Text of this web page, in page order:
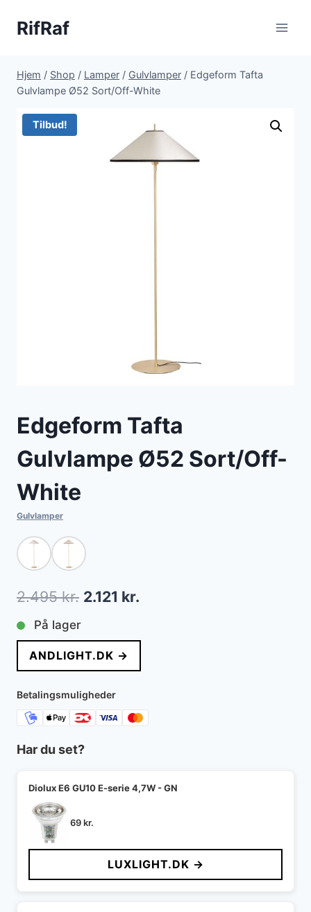
RifRaf
Hjem / Shop / Lamper / Gulvlamper / Edgeform Tafta
Gulvlampe Ø52 Sort/Off-White
Tilbud!
Edgeform Tafta
Gulvlampe Ø52 Sort/Off-
White
Gulvlamper
2.495kr. Den
pris
var:
2.495 kr..
2.121 kr.
pris
er:
På lager
ANDLIGHT.DK →
Betalingsmuligheder
Har du set?
Diolux E6 GU10 E-serie 4,7W - GN
69kr.
LUXLIGHT.DK →